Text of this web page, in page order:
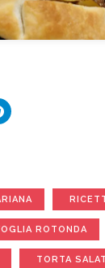
ROTONDA
TORTA